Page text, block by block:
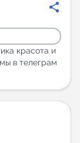
красота и
в телеграм